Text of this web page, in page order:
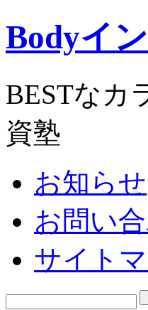
Bodyイ
BESTなカ
資塾
お知らせ
お問い
サイト